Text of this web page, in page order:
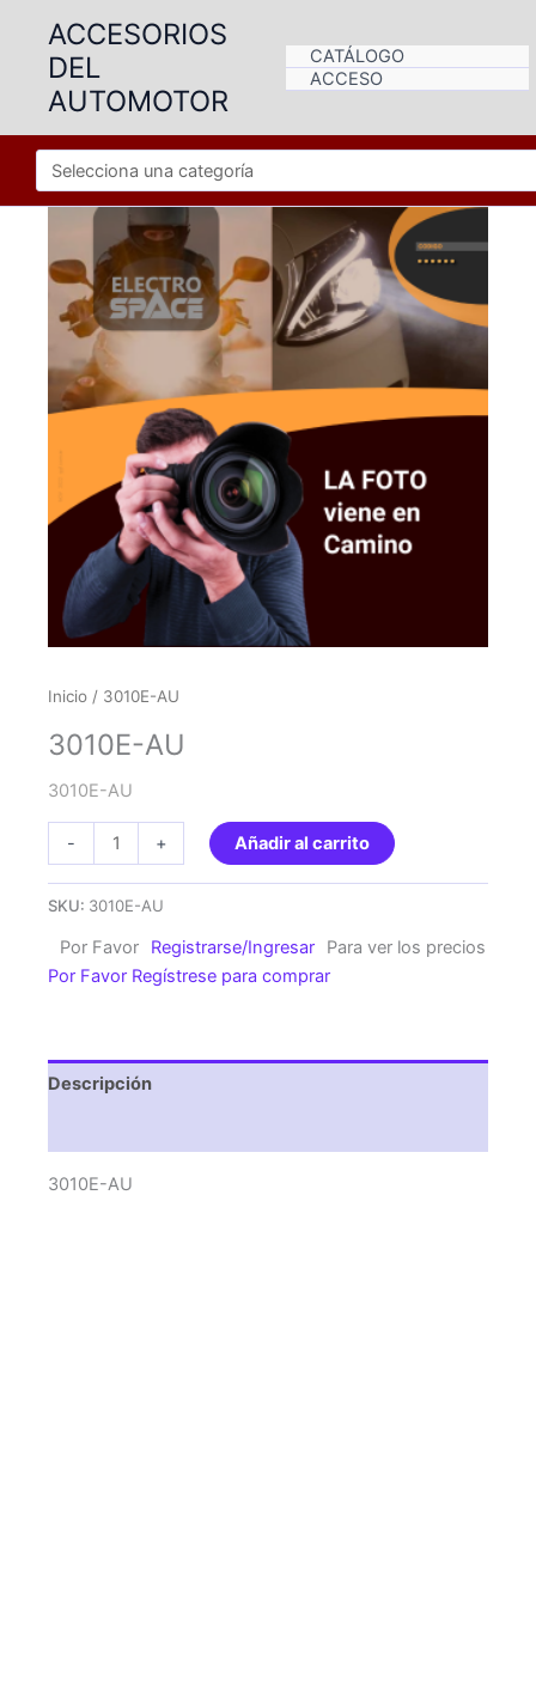
contenido
ACCESORIOS
DEL
AUTOMOTOR
CATÁLOGO
ACCESO
Inicio / 3010E-AU
3010E-AU
3010E-AU
-
AU
+ Añadir al carrito
SKU: 3010E-AU
Por Favor Registrarse/Ingresar
Para ver los precios
Por Favor Regístrese para comprar
Descripción
3010E-AU